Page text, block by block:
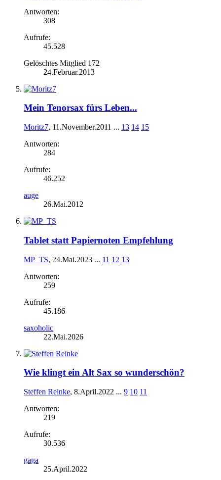
Antworten:
308
Aufrufe:
45.528
Gelöschtes Mitglied 172
24.Februar.2013
Mein Tenorsax fürs Leben...
Moritz7, 11.November.2011 ... 13 14 15
Antworten:
284
Aufrufe:
46.252
auge
26.Mai.2012
Tablet statt Papiernoten Empfehlung
MP_TS, 24.Mai.2023 ... 11 12 13
Antworten:
259
Aufrufe:
45.186
saxoholic
22.Mai.2026
Wie klingt ein Alt Sax so wunderschön?
Steffen Reinke, 8.April.2022 ... 9 10 11
Antworten:
219
Aufrufe:
30.536
gaga
25.April.2022